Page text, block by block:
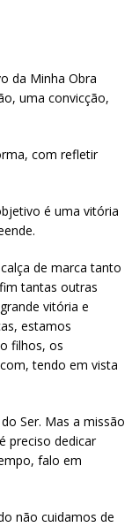
da Minha Obra
uma convicção,
com refletir
é uma vitória
de marca tanto
tantas outras
vitória e
estamos
filhos, os
tendo em vista
Ser. Mas a missão
preciso dedicar
falo em
não cuidamos de